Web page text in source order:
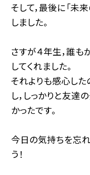
そして，最後に「未
しました。
さすが４年生，誰も
してくれました。
それよりも感心した
し，しっかりと友達
かったです。
今日の気持ちを忘
う！